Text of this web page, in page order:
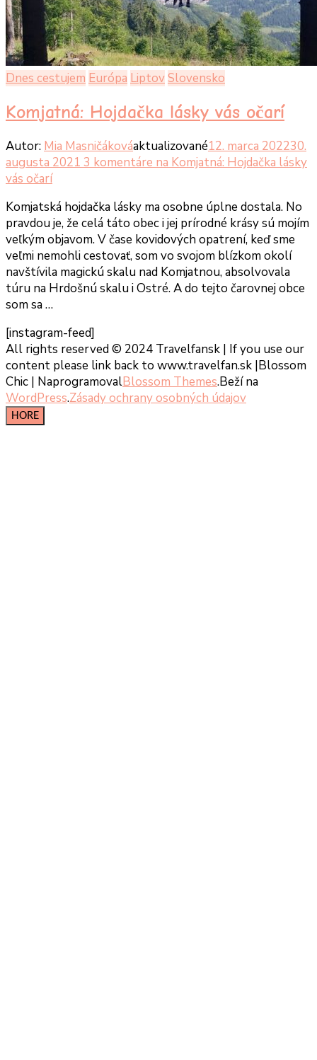
Dnes cestujem Európa LiptovSlovensko
Komjatná: Hojdačka lásky vás očarí
Autor: Mia Masničákováaktualizované12. marca 202230.
augusta 2021 3 komentáre na Komjatná: Hojdačka lásky
vás očarí
Komjatská hojdačka lásky ma osobne úplne dostala. No
pravdou je, že celá táto obec i jej prírodné krásy sú mojím
veľkým objavom. V čase kovidových opatrení, keď sme
veľmi nemohli cestovať, som vo svojom blízkom okolí
navštívila magickú skalu nad Komjatnou, absolvovala
túru na Hrdošnú skalu i Ostré. A do tejto čarovnej obce
som sa …
[instagram-feed]
All rights reserved © 2024 Travelfansk | If you use our
content please link back to www.travelfan.sk |Blossom
Chic | NaprogramovalBlossom Themes.Beží na
WordPress.Zásady ochrany osobných údajov
HORE